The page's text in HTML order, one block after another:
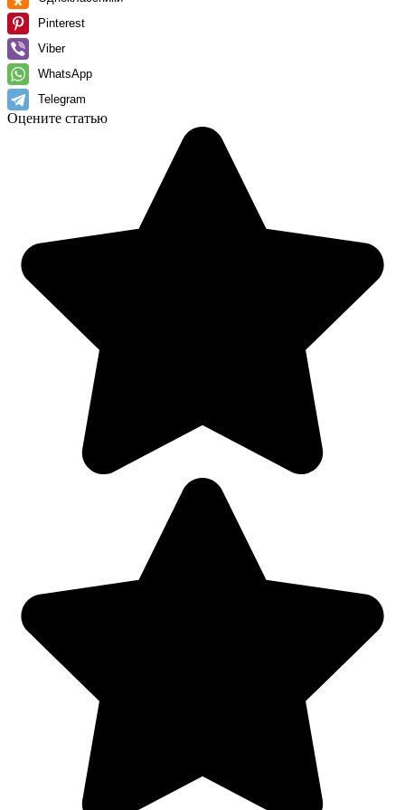
Pinterest
Viber
WhatsApp
Telegram
Оцените статью